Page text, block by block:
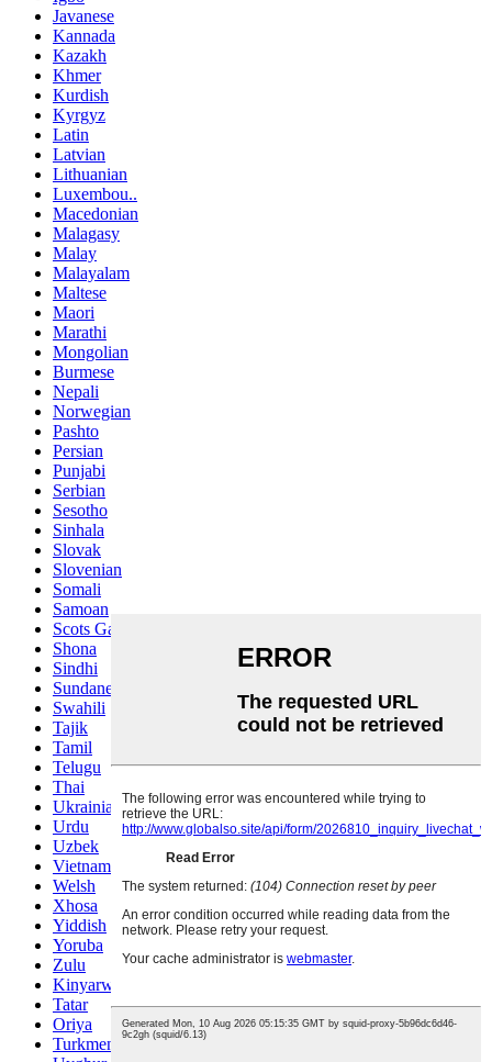
Javanese
Kannada
Kazakh
Khmer
Kurdish
Kyrgyz
Latin
Latvian
Lithuanian
Luxembou..
Macedonian
Malagasy
Malay
Malayalam
Maltese
Maori
Marathi
Mongolian
Burmese
Nepali
Norwegian
Pashto
Persian
Punjabi
Serbian
Sesotho
Sinhala
Slovak
Slovenian
Somali
Samoan
Scots Gaelic
Shona
Sindhi
Sundanese
Swahili
Tajik
Tamil
Telugu
Thai
Ukrainian
Urdu
Uzbek
Vietnamese
Welsh
Xhosa
Yiddish
Yoruba
Zulu
Kinyarwanda
Tatar
Oriya
Turkmen